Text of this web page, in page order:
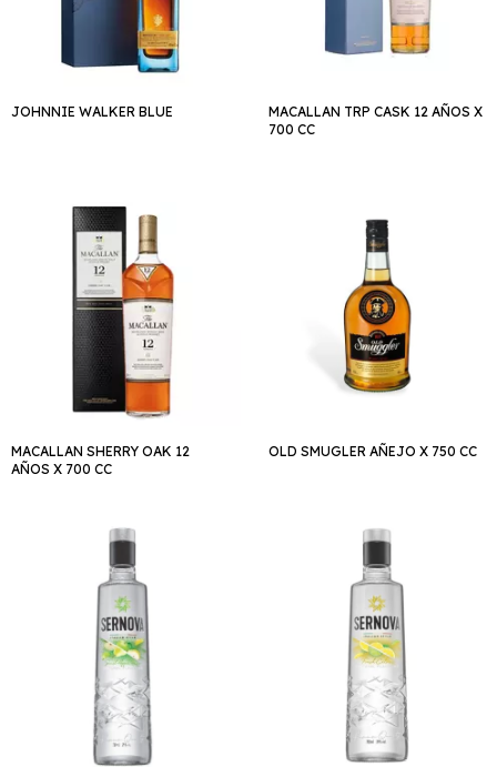
JOHNNIE WALKER BLUE
MACALLAN TRP CASK 12 AÑOS X
700 CC
MACALLAN SHERRY OAK 12
AÑOS X 700 CC
OLD SMUGLER AÑEJO X 750 CC